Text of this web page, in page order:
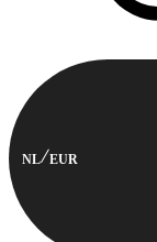
NL EUR